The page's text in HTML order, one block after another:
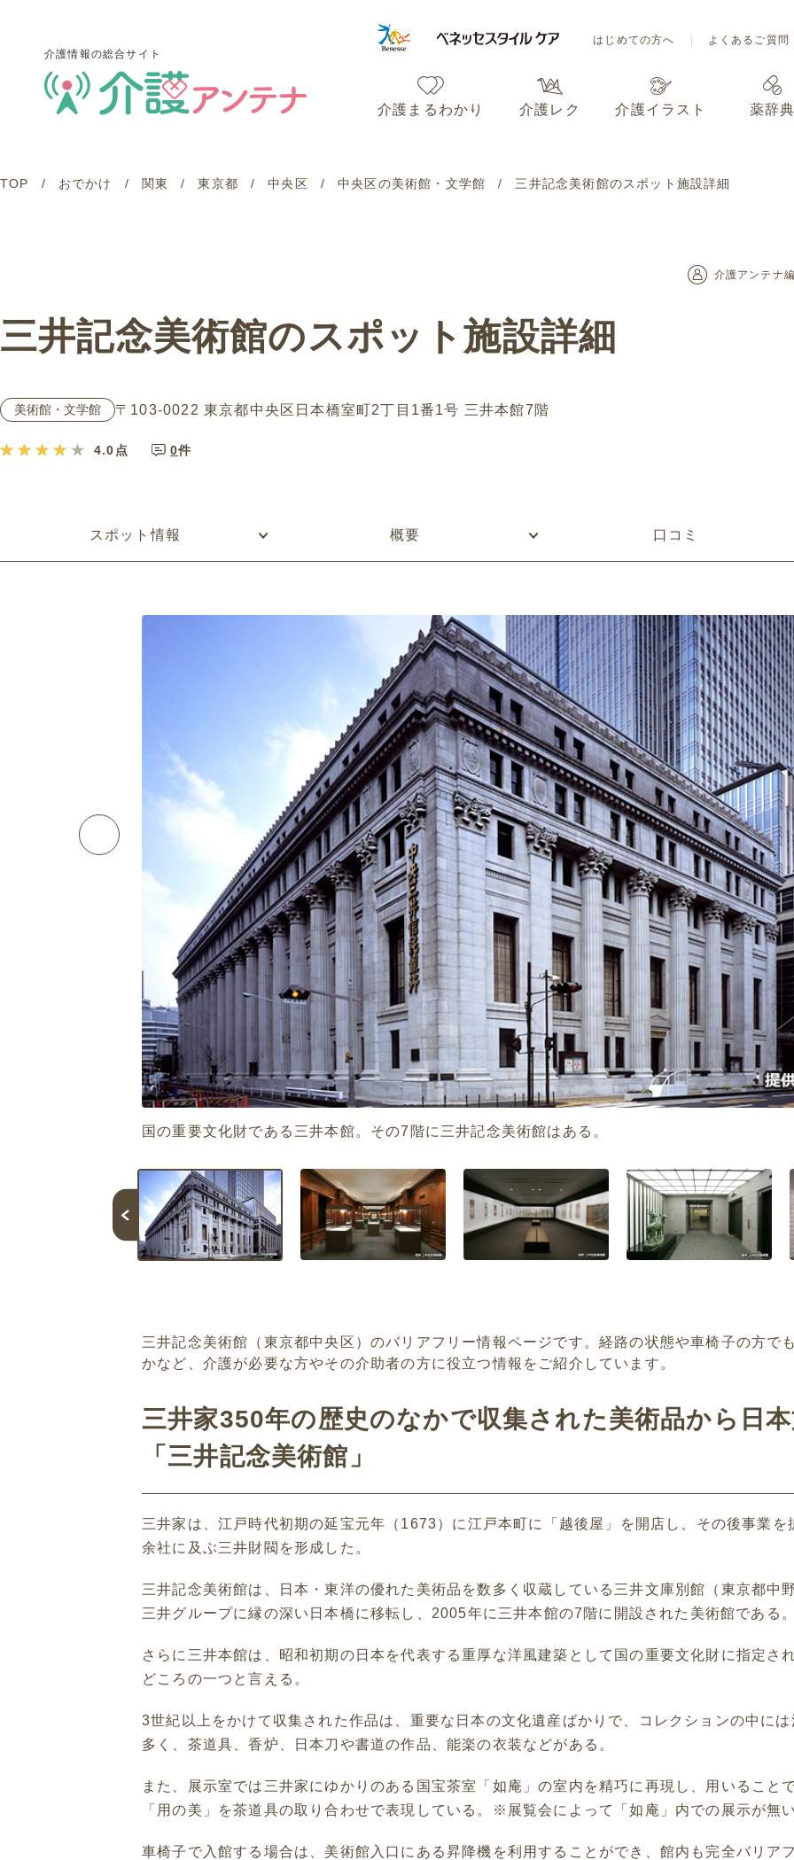
介護情報の総合サイト
はじめての方へ よくあるご質問
介護まるわかり 介護レク 介護イラスト 薬辞
介護情報の総合サイト
TOP おでかけ 関東 東京都 中央区 中央区の美術館・文学館 三井記念美術館のスポット施設詳細
介護アンテナ
三井記念美術館のスポット施設詳細
美術館・文学館 〒103-0022 東京都中央区日本橋室町2丁目1番1号 三井本館7階
4.0 点 0件
スポット情報 概要 口コミ
国の重要文化財である三井本館。その7階に三井記念美術館はある。
三井記念美術館（東京都中央区）のバリアフリー情報ページです。経路の状態や車椅子の方で
かなど、介護が必要な方やその介助者の方に役立つ情報をご紹介しています。
三井家350年の歴史のなかで収集された美術品から日
「三井記念美術館」
三井家は、江戸時代初期の延宝元年（1673）に江戸本町に「越後屋」を開店し、その後事業
余社に及ぶ三井財閥を形成した。
三井記念美術館は、日本・東洋の優れた美術品を数多く収蔵している三井文庫別館（東京都中
三井グループに縁の深い日本橋に移転し、2005年に三井本館の7階に開設された美術館である
さらに三井本館は、昭和初期の日本を代表する重厚な洋風建築として国の重要文化財に指定さ
どころの一つと言える。
3世紀以上をかけて収集された作品は、重要な日本の文化遺産ばかりで、コレクションの中に
多く、茶道具、香炉、日本刀や書道の作品、能楽の衣装などがある。
また、展示室では三井家にゆかりのある国宝茶室「如庵」の室内を精巧に再現し、用いること
「用の美」を茶道具の取り合わせで表現している。※展覧会によって「如庵」内での展示が無
車椅子で入館する場合は、美術館入口にある昇降機を利用することができ、館内も完全バリア